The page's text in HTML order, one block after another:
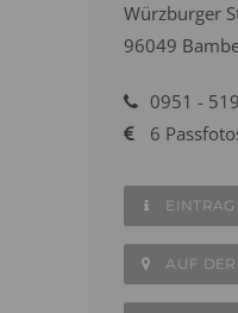
Würzburger
96049
0951 -
6
AUF